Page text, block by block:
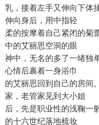
乳，接着左手又伸向下体
伸向身后，用中指轻
柔的按摩着自己紧闭的菊
中的艾丽思空洞的眼
神中，无名的多了一绪独
心情后裹着一身浴巾
的艾丽思回到自己的房间
家，老管家见到大小姐
后，先是职业性的浅鞠一
的十六世纪落地梳妆